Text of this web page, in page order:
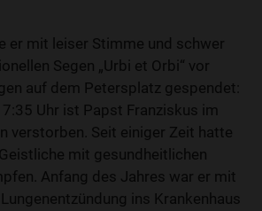
er mit leiser Stimme und schwer
Segen „Urbi et Orbi“ vor
auf dem Petersplatz gespendet:
Uhr ist Papst Franziskus im
verstorben. Seit einiger Zeit hatte
mit gesundheitlichen
Anfang des Jahres war er mit
ins Krankenhaus